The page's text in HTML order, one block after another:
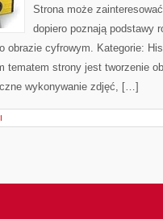
Strona może
dopiero poznają podstawy
obrazie cyfrowym. Kategorie:
tematem strony jest tworzenie
wykonywanie zdjęć, […]